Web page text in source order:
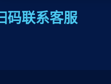
码联系客服